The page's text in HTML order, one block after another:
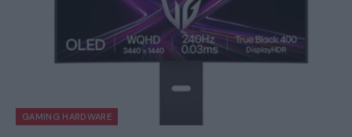
GAMING HARDWARE